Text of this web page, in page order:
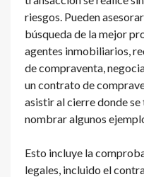
riesgos. Pueden
búsqueda de la mejor
agentes inmobiliarios,
de compraventa,
un contrato de
asistir al cierre donde
nombrar algunos
Esto incluye la
legales, incluido el